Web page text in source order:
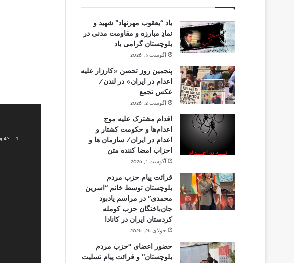
یاد “یعقوب مهرنهاد” شهید و
نمادِ مبارزه و مقاومت مدنی در
بلوچستان گرامی باد
آگوست 3, 2026
پنجمین روز تحصن «کارزار علیه
اعدام در ایران» در لندن/
عکس تجمع
آگوست 2, 2026
اقدام مشترک علیه موج
اعدام‌ها و حکومت کشتار و
اعدام در ایران/ سازمان ها و
احزاب امضا کننده متن
آگوست 1, 2026
قرائت پیام حزب مردم
بلوچستان توسط خانم “اسرین
محمدی” در مراسم یادبود
جان‌باختگان حزب کومله
کردستان ایران در کانادا
جولای 26, 2026
حضور اعضای “حزب مردم
بلوچستان” و قرائت پیام تسلیت